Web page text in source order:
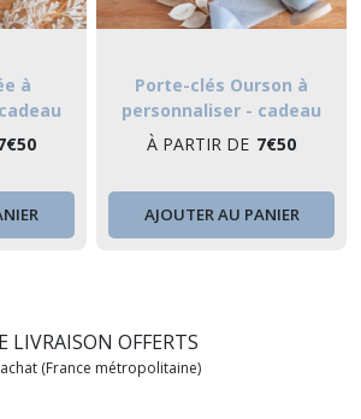
à
€50
Porte-clés Ourson à
personnaliser - cadeau
baptême, anniversaire,
À PARTIR DE 7€50
AJOUTER AU PANIER
LIVRAISON OFFERTS
(France métropolitaine)